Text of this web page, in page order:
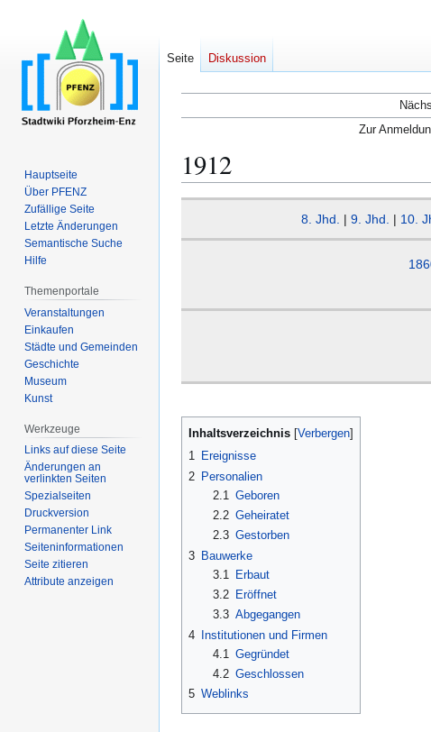
Zur
1912
8. Jhd. | 9. Jhd. | 10.
Inhaltsverzeichnis
1 Ereignisse
2 Personalien
2.1 Geboren
2.2 Geheiratet
2.3 Gestorben
3 Bauwerke
3.1
Erbaut
3.2
Eröffnet
3.3 Abgegangen
4 Institutionen und Firmen
4.1 Gegründet
4.2 Geschlossen
5 Weblinks
Seite Diskussion
Hauptseite
Über PFENZ
Zufällige Seite
Letzte Änderungen
Semantische Suche
Hilfe
Themenportale
Veranstaltungen
Einkaufen
Städte und Gemeinden
Geschichte
Museum
Kunst
Werkzeuge
Links auf diese Seite
Änderungen an
verlinkten Seiten
Spezialseiten
Druckversion
Permanenter Link
Seiten­­informationen
Seite zitieren
Attribute anzeigen